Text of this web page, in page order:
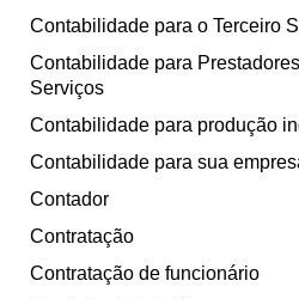
Contabilidade para o Terceiro
Contabilidade para
Serviços
Contabilidade para produção
Contabilidade para sua
Contador
Contratação
Contratação de funcionário